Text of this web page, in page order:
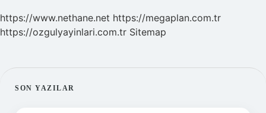
https://www.nethane.net https://megaplan.com.tr
https://ozgulyayinlari.com.tr Sitemap
SIDEBAR
SON YAZILAR